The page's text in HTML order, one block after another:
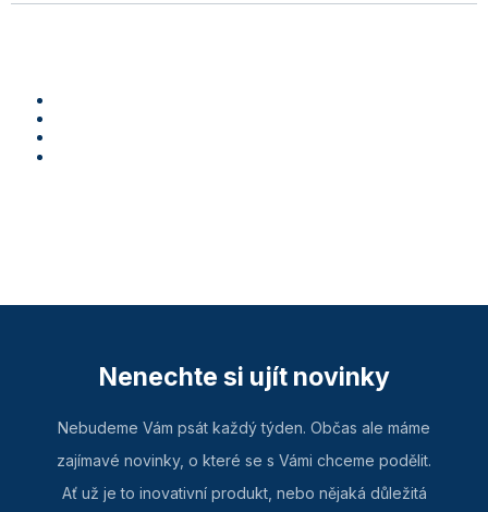
Nenechte si ujít novinky
Nebudeme Vám psát každý týden. Občas ale máme
zajímavé novinky, o které se s Vámi chceme podělit.
Ať už je to inovativní produkt, nebo nějaká důležitá